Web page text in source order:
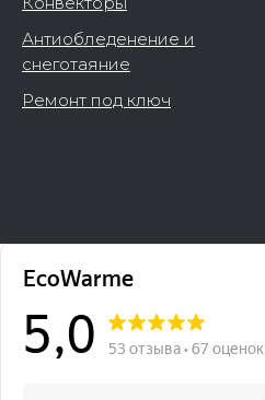
Антиобледенение и
снеготаяние
Ремонт под ключ